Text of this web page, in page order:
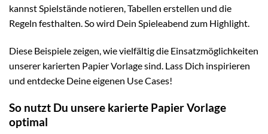
kannst Spielstände notieren, Tabellen erstellen und die
Regeln festhalten. So wird Dein Spieleabend zum Highlight.
Diese Beispiele zeigen, wie vielfältig die Einsatzmöglichkeiten
unserer karierten Papier Vorlage sind. Lass Dich inspirieren
und entdecke Deine eigenen Use Cases!
So nutzt Du unsere karierte Papier Vorlage
optimal